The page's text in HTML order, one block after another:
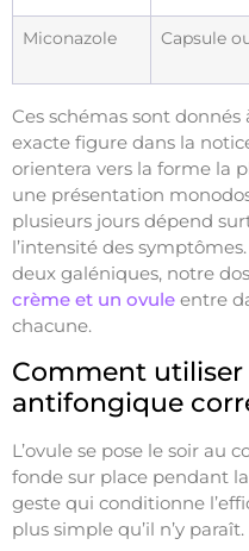
Miconazole Capsule
Ces schémas sont
exacte figure dans la
orientera vers la forme la
une présentation
plusieurs jours dépend
l’intensité des
deux galéniques, notre
crème et un ovule entre
chacune.
Comment
antifongique
L’ovule se pose le soir au
fonde sur place pendant
geste qui conditionne
plus simple qu’il n’y paraît.